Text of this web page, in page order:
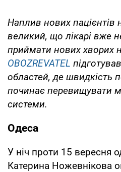
Наплив нових пацієнтів
великий, що лікарі вже
приймати нових хворих
OBOZREVATEL
областей, де швидкість
починає перевищувати
системи.
Одеса
У ніч проти 15 вересня
Катерина Ножевнікова